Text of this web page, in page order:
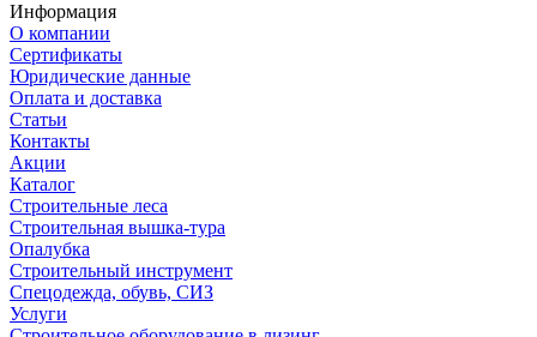
Информация
О компании
Сертификаты
Юридические данные
Оплата и доставка
Статьи
Контакты
Акции
Каталог
Строительные леса
Строительная вышка-тура
Опалубка
Строительный инструмент
Спецодежда, обувь, СИЗ
Услуги